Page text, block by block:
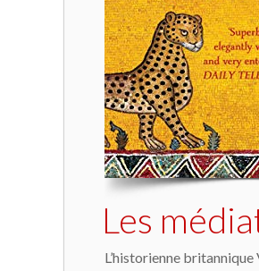
Les
L’historienne